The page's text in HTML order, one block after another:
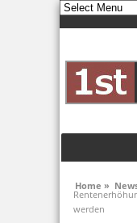
Home »
werden